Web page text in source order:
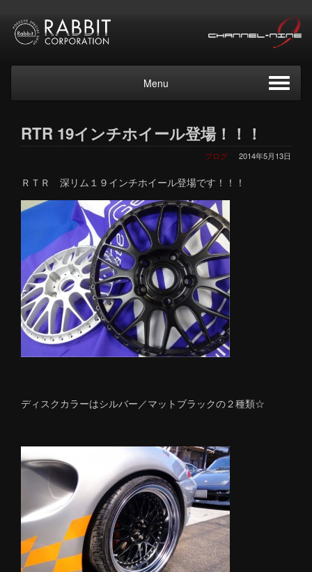
Menu
RTR 19インチホイール登場！！！
2014年5月13日
ブログ
ＲＴＲ 深リム１９インチホイール登場です！！！
ディスクカラーはシルバー／マットブラックの２種類☆